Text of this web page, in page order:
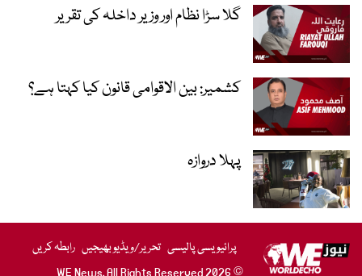
گلا سڑا نظام اور وزیر داخلہ کی تقریر
کشمیر: بین الاقوامی قانون کیا کہتا ہے؟
پہلا دروازہ
پرائیویسی پالیسی تحریر/ویڈیو بھیجیں رابطہ کریں